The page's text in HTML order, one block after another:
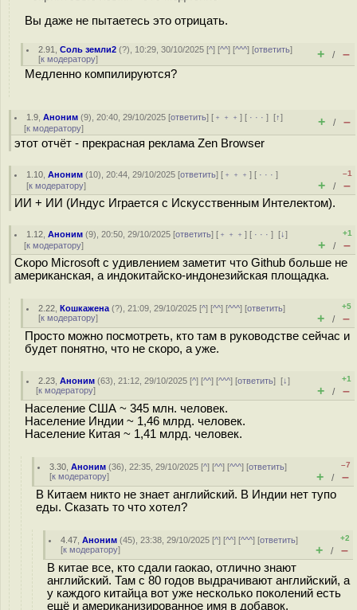
Вы даже не пытаетесь это отрицать.
2.91 ,Соль земли2 (?), 10:29, 30/10/2025 [^] [^^] [^^^] [ответить]
[к модератору] + / –
Медленно компилируются?
1.9 ,Аноним (9), 20:40, 29/10/2025 [ответить] [ ﹢﹢﹢] [ · · ·][↑]
[к модератору] + / –
этот отчёт - прекрасная реклама Zen Browser
1.10 ,Аноним (10), 20:44, 29/10/2025 [ответить] [ ﹢﹢﹢] [ · · ·]
[к модератору]
–1
+ / –
ИИ + ИИ (Индус Играется с Искусственным Интелектом).
1.12 ,Аноним (9), 20:50, 29/10/2025 [ответить] [ ﹢﹢﹢] [ · · ·][↓]
[к модератору]
+1
+ / –
Скоро Microsoft с удивлением заметит что Github больше не
американская, а индокитайско-индонезийская площадка.
2.22 ,Кошкажена (?), 21:09, 29/10/2025 [^] [^^] [^^^] [ответить]
[к модератору]
+5
+ / –
Просто можно посмотреть, кто там в руководстве сейчас и
будет понятно, что не скоро, а уже.
2.23 ,Аноним (63), 21:12, 29/10/2025 [^] [^^] [^^^] [ответить][↓]
[к модератору]
+1
+ / –
Население США ~ 345 млн. человек.
Население Индии ~ 1,46 млрд. человек.
Население Китая ~ 1,41 млрд. человек.
3.30 ,Аноним (36), 22:35, 29/10/2025 [^] [^^] [^^^] [ответить]
[к модератору]
–7
+ / –
В Китаем никто не знает английский. В Индии нет тупо
еды. Сказать то что хотел?
4.47 ,Аноним (45), 23:38, 29/10/2025 [^] [^^] [^^^] [ответить]
[к модератору]
+2
+ / –
В китае все, кто сдали гаокао, отлично знают
английский. Там с 80 годов выдрачивают английский, а
у каждого китайца вот уже несколько поколений есть
ещё и американизированное имя в добавок,